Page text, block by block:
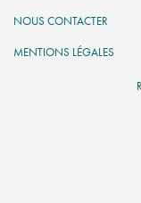
NOUS CONTACTER
MENTIONS LÉGALES